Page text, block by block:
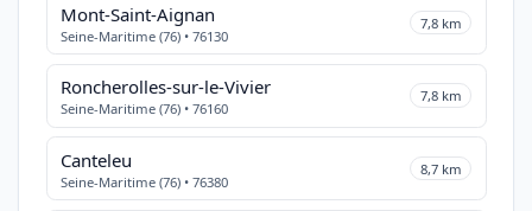
Mont-Saint-Aignan
Seine-Maritime (76) • 76130
7,8 km
Roncherolles-sur-le-Vivier
Seine-Maritime (76) • 76160
7,8 km
Canteleu
Seine-Maritime (76) • 76380
8,7 km